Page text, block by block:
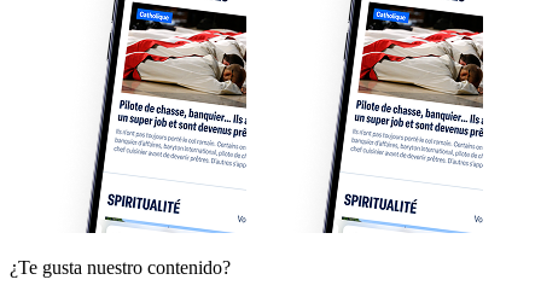
¿Te gusta nuestro contenido?